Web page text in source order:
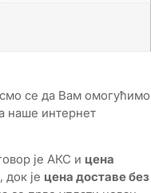
се да Вам омогућимо
наше интернет
је АКС и цена
, док је цена доставе без